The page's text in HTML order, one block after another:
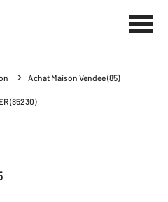
Achat Maison Vendee (85)
(85230)